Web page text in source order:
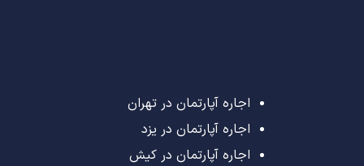
اجاره آپارتمان در تهران
اجاره آپارتمان در یزد
اجاره آپارتمان در کیش